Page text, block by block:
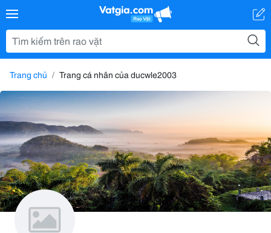
Trang chủ Trang cá nhân của ducwle2003